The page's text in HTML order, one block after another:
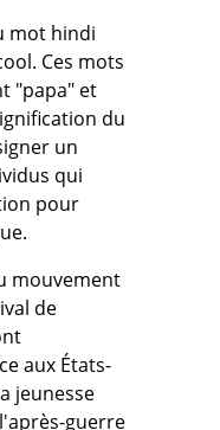
mot hindi
Ces mots
"papa" et
du
un
qui
pour
mouvement
de
aux États-
jeunesse
guerre